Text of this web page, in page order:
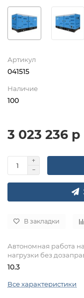
Артикул
041515
Наличие
100
3 023 236 р
В закладки
Автономная работа
нагрузки без
10.3
Все характеристики